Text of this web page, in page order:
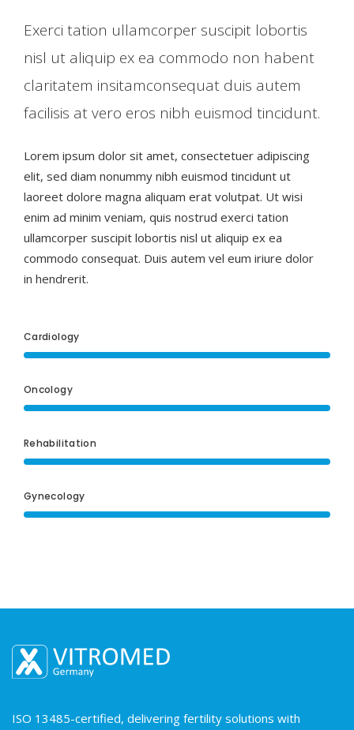
Exerci tation ullamcorper suscipit lobortis
nisl ut aliquip ex ea commodo non habent
claritatem insitamconsequat duis autem
facilisis at vero eros nibh euismod tincidunt.
Lorem ipsum dolor sit amet, consectetuer adipiscing
elit, sed diam nonummy nibh euismod tincidunt ut
laoreet dolore magna aliquam erat volutpat. Ut wisi
enim ad minim veniam, quis nostrud exerci tation
ullamcorper suscipit lobortis nisl ut aliquip ex ea
commodo consequat. Duis autem vel eum iriure dolor
in hendrerit.
Cardiology
Oncology
Rehabilitation
Gynecology
ISO 13485-certified, delivering fertility solutions with